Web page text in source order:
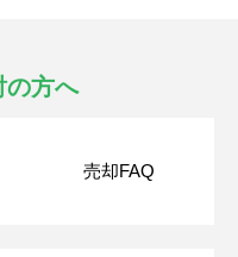
の方へ
売却FAQ